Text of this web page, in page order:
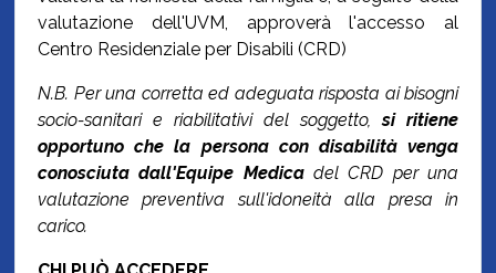
valutazione dell'UVM, approverà l'accesso al
Centro Residenziale per Disabili (CRD)
N.B. Per una corretta ed adeguata risposta ai bisogni
socio-sanitari e riabilitativi del soggetto,si ritiene
opportuno che la persona con disabilità venga
conosciuta dall'Equipe Medicadel CRD per una
valutazione preventiva sull'idoneità alla presa in
carico.